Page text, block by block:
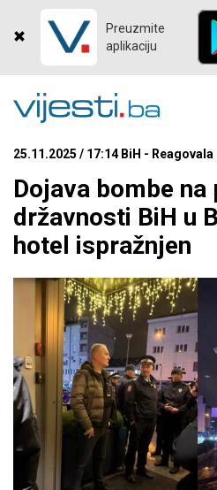
Preuzmite
aplikaciju
25.11.2025 / 17:14 BiH -
Dojava bombe na
državnosti BiH u
hotel ispražnjen